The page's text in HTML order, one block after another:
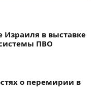
Израиля в выставке
ПВО
о перемирии в